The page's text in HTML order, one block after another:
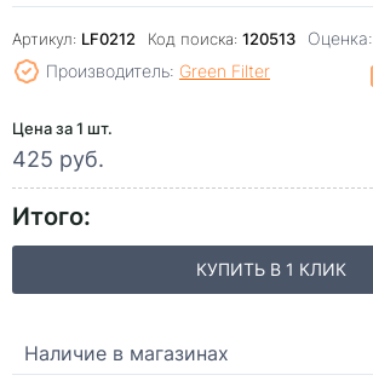
Артикул: LF0212 Код поиска: 120513 Оценка:
Производитель: Green Filter
Цена за 1 шт.
425 руб.
Итого:
КУПИТЬ В 1 КЛИК
Наличие в магазинах